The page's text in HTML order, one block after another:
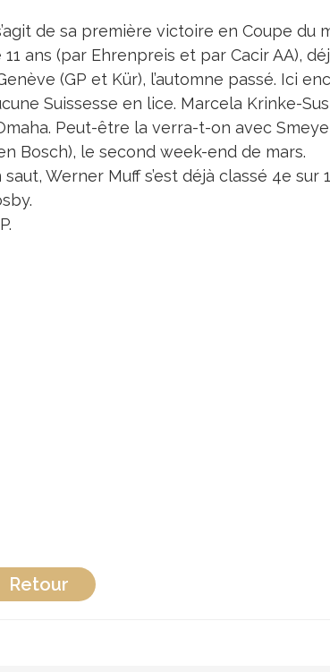
de sa première victoire en Coupe du
11 ans (par Ehrenpreis et par Cacir AA),
(GP et Kür), l’automne passé. Ici
Suissesse en lice. Marcela Krinke-
Peut-être la verra-t-on avec
Bosch), le second week-end de mars.
saut, Werner Muff s’est déjà classé 4e
Retour